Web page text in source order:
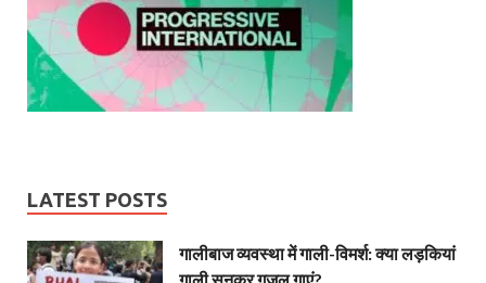
LATEST POSTS
गालीबाज व्‍यवस्‍था में गाली-विमर्श: क्या लड़कियां
गाली सुनकर गजल गाएं?